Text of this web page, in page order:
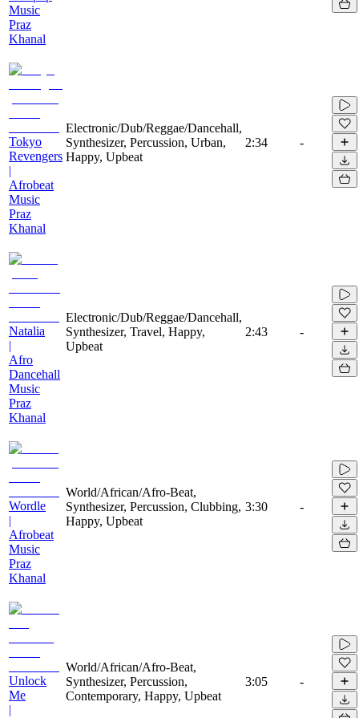
Music
Praz
Khanal
Tokyo
Revengers
|
Afrobeat
Music
Praz
Khanal
Electronic/Dub/Reggae/Dancehall,
Synthesizer, Percussion, Urban,
Happy, Upbeat
2:34 -
Natalia
|
Afro
Dancehall
Music
Praz
Khanal
Electronic/Dub/Reggae/Dancehall,
Synthesizer, Travel, Happy,
Upbeat
2:43 -
Wordle
|
Afrobeat
Music
Praz
Khanal
World/African/Afro-Beat,
Synthesizer, Percussion, Clubbing,
Happy, Upbeat
3:30 -
Unlock
Me
|
World/African/Afro-Beat,
Synthesizer, Percussion,
Contemporary, Happy, Upbeat
3:05 -